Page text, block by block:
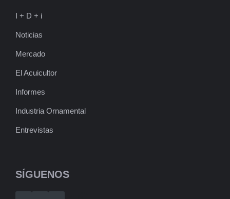
I + D + i
Noticias
Mercado
El Acuicultor
Informes
Industria Ornamental
Entrevistas
SÍGUENOS